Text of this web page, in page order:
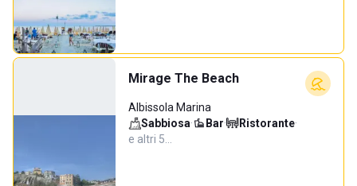
Mirage The Beach
Albissola Marina
Sabbiosa· Bar· Ristorante·
e altri 5…